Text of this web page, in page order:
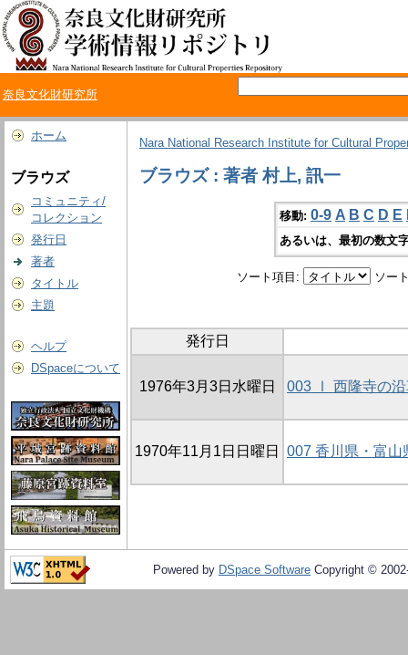
奈良文化財研究所
ホーム
ブラウズ
コミュニティ/
コレクション
発行日
著者
タイトル
主題
ヘルプ
DSpaceについて
Nara National Research Institute for Cultural
ブラウズ : 著者 村上, 訊一
移動: 0-9 A B C D E
あるいは、最初の数文
ソート項目: ソー
発行日
1976年3月3日水曜日 003 Ⅰ 西隆寺の沿
1970年11月1日日曜日 007 香川県・富山
Powered by DSpace Software Copyright ©